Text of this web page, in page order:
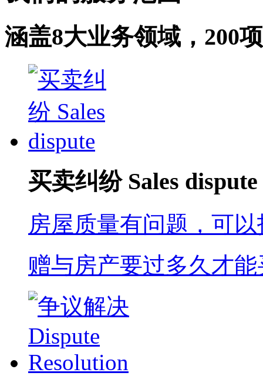
涵盖8大业务领域，200
买卖纠纷 Sales dispute
房屋质量有问题，可
赠与房产要过多久才